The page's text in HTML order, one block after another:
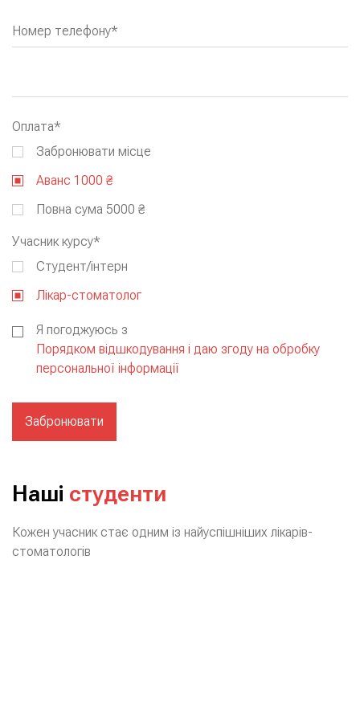
Номер телефону*
Оплата*
Забронювати місце
Аванс 1000 ₴
Повна сума 5000 ₴
Учасник курсу*
Cтудент/інтерн
Лікар-стоматолог
Я погоджуюсь з
Порядком відшкодування і даю згоду на обробку
персональної інформації
Забронювати
Наші студенти
Кожен учасник стає одним із найуспішніших лікарів-
стоматологів